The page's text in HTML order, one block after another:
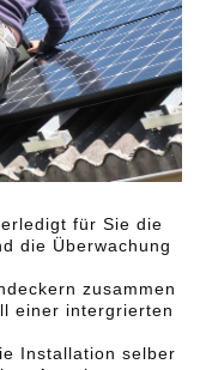
erledigt für Sie die
die Überwachung
zusammen
einer intergrierten
Installation selber